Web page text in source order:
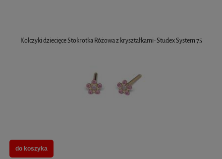
Kolczyki dziecięce Stokrotka Różowa z kryształkami- Studex System 75
do koszyka